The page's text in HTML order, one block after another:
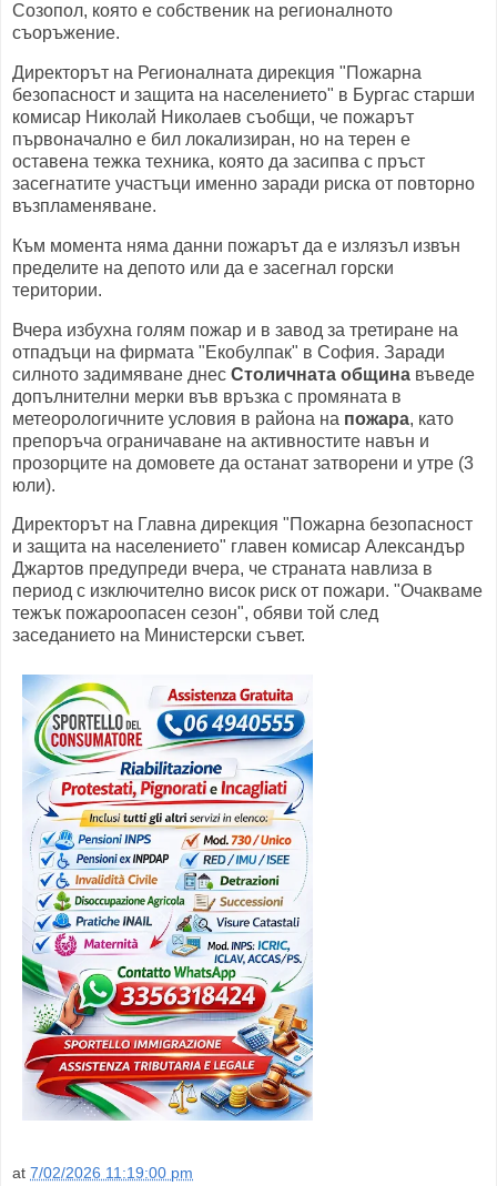
Созопол, която е собственик на регионалното
съоръжение.
Директорът на Регионалната дирекция "Пожарна
безопасност и защита на населението" в Бургас старши
комисар Николай Николаев съобщи, че пожарът
първоначално е бил локализиран, но на терен е
оставена тежка техника, която да засипва с пръст
засегнатите участъци именно заради риска от повторно
възпламеняване.
Към момента няма данни пожарът да е излязъл извън
пределите на депото или да е засегнал горски
територии.
Вчера избухна голям пожар и в завод за третиране на
отпадъци на фирмата "Екобулпак" в София. Заради
силното задимяване днес Столичната община въведе
допълнителни мерки във връзка с промяната в
метеорологичните условия в района на пожара, като
препоръча ограничаване на активностите навън и
прозорците на домовете да останат затворени и утре (3
юли).
Директорът на Главна дирекция "Пожарна безопасност
и защита на населението" главен комисар Александър
Джартов предупреди вчера, че страната навлиза в
период с изключително висок риск от пожари. "Очакваме
тежък пожароопасен сезон", обяви той след
заседанието на Министерски съвет.
at 7/02/2026 11:19:00 pm